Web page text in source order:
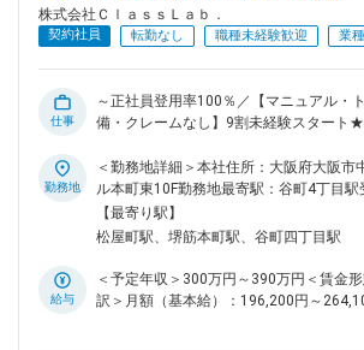
知識を学んでいきます。 ▼OJT研修（2
かけ方や自社システムの操作方法などを
期からキャリアアップを目指せます！ 先
年で管理職へ昇格した実績も◎ 頑張りは
指す急成長企業】 ＼従業員数は100名突
事業や、新サービスを続々スタート！ 3
して、事業体制を急ピッチで整えていま
の成長とともに、ビジネスパーソンとし
株式会社ＣｌａｓｓＬａｂ．
契約社員 転勤なし 職種未経験歓迎 業
仕事
～正社員登用率100％／【マニュアル・
備・クレームなし】9割未経験スタート
ちは、生活に必要な電気・水道・ガス・
たライフラインの契約代行を軸に事業展
す！ 今回は、《カスタマーサポート》と
ご案内いただく方を募集しています。 ■業務内容 不動産会社
ンターネットなどのライフラインをご案
★不動産会社からの紹介なのでクレーム
勤務地
＜勤務地詳細＞本社住所：大阪府大阪市
ル本町東10F勤務地最寄駅：谷町4丁目
内喫煙可能場所あり変更の範囲：無
【最寄り駅】
松屋町駅、堺筋本町駅、谷町四丁目駅
給与
＜予定年収＞300万円～390万円＜賃金
訳＞月額（基本給）：196,200円～